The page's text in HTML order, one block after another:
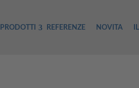
PRODOTTI REFERENZE NOVITA